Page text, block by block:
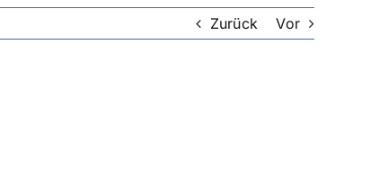
Zurück Vor